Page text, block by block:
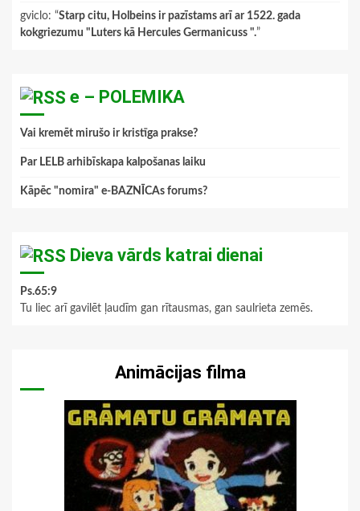
gviclo: “Starp citu, Holbeins ir pazīstams arī ar 1522. gada
kokgriezumu "Luters kā Hercules Germanicuss ".”
e – POLEMIKA
Vai kremēt mirušo ir kristīga prakse?
Par LELB arhibīskapa kalpošanas laiku
Kāpēc "nomira" e-BAZNĪCAs forums?
Dieva vārds katrai dienai
Ps.65:9
Tu liec arī gavilēt ļaudīm gan rītausmas, gan saulrieta zemēs.
Animācijas filma